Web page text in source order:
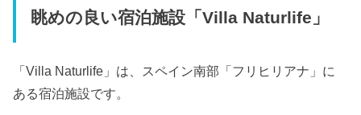
眺めの良い宿泊施設「Villa Naturlife」
「Villa Naturlife」は、スペイン南部「フリヒリアナ」に
ある宿泊施設です。